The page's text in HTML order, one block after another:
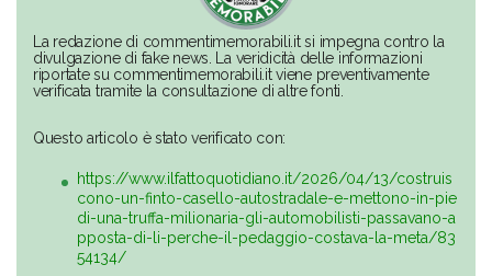
La redazione di commentimemorabili.it si impegna contro la
divulgazione di fake news. La veridicità delle informazioni
riportate su commentimemorabili.it viene preventivamente
verificata tramite la consultazione di altre fonti.
Questo articolo è stato verificato con:
https://www.ilfattoquotidiano.it/2026/04/13/costruis
cono-un-finto-casello-autostradale-e-mettono-in-pie
di-una-truffa-milionaria-gli-automobilisti-passavano-a
pposta-di-li-perche-il-pedaggio-costava-la-meta/83
54134/